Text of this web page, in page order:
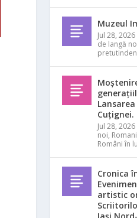
Muzeul
Jul 28, 2026
de langă
Cuțignei.
Jul 28, 2026
noi,
Români în
Cronica
artistic